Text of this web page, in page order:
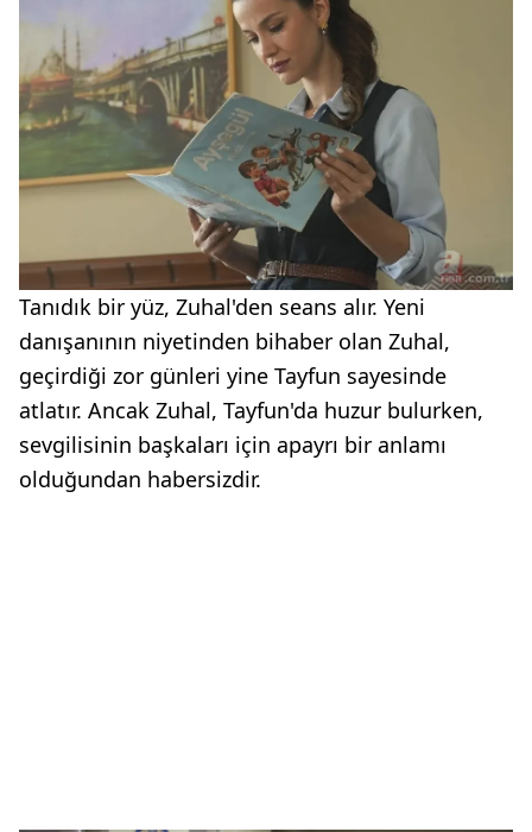
Tanıdık bir yüz, Zuhal'den seans alır. Yeni
danışanının niyetinden bihaber olan Zuhal,
geçirdiği zor günleri yine Tayfun sayesinde
atlatır. Ancak Zuhal, Tayfun'da huzur bulurken,
sevgilisinin başkaları için apayrı bir anlamı
olduğundan habersizdir.